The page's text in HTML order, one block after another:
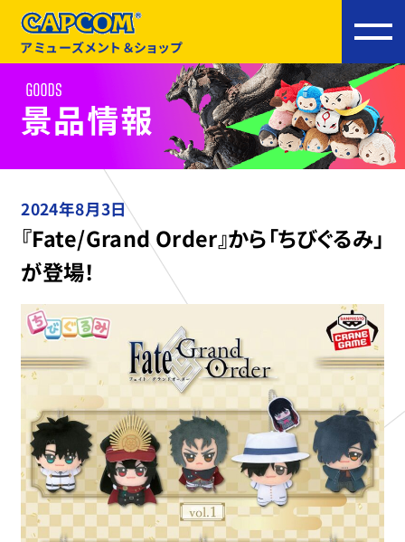
アミューズメント＆ショップ
2024年8月3日
『Fate/Grand Order』から「ちびぐるみ」
が登場！